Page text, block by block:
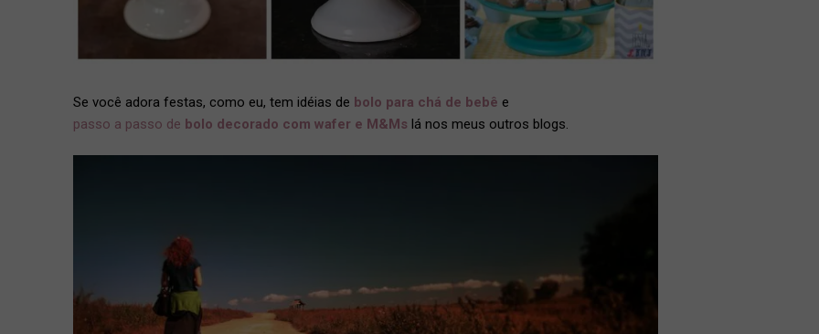
Se você adora festas, como eu, tem idéias de bolo para chá de bebê e
passo a passo de bolo decorado com wafer e M&Ms lá nos meus outros blogs.